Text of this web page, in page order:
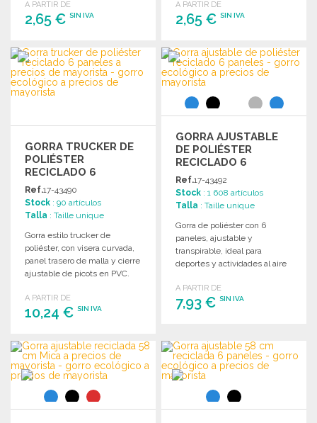
A PARTIR DE
2,65 € SIN IVA
PEDIR
Solicitar un presupuesto
A PARTIR DE
2,65 €SIN IVA
PEDIR
Solicitar un presupuesto
GORRA TRUCKER DE
POLIÉSTER
RECICLADO 6
PANELES A PRECIOS
DE MAYORISTA
Ref.17-43490
Stock : 90 artículos
Talla : Taille unique
Gorra estilo trucker de
poliéster, con visera curvada,
panel trasero de malla y cierre
ajustable de picots en PVC.
A PARTIR DE
10,24 € SIN IVA
PEDIR
Solicitar un presupuesto
GORRA AJUSTABLE
DE POLIÉSTER
RECICLADO 6
PANELES
Ref.17-43492
Stock : 1 608 artículos
Talla : Taille unique
Gorra de poliéster con 6
paneles, ajustable y
transpirable, ideal para
deportes y actividades al aire
A PARTIR DE
7,93 €SIN IVA
Solicitar un presupuesto